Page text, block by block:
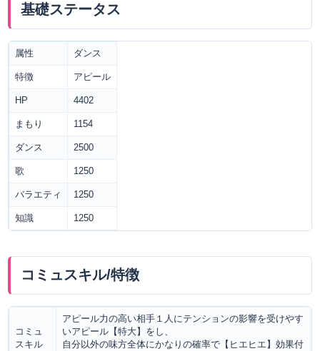
基礎ステータス
属性 ダンス
特徴 アピール
HP 4402
まもり 1154
ダンス 2500
歌 1250
バラエティ 1250
知識 1250
コミュスキル/特徴
コミュ
スキル
アピール力の高い相手１人にテンションの影響を受けやす
いアピール【特大】をし、
自分以外の味方全体にかなりの確率で【ヒエヒエ】効果付